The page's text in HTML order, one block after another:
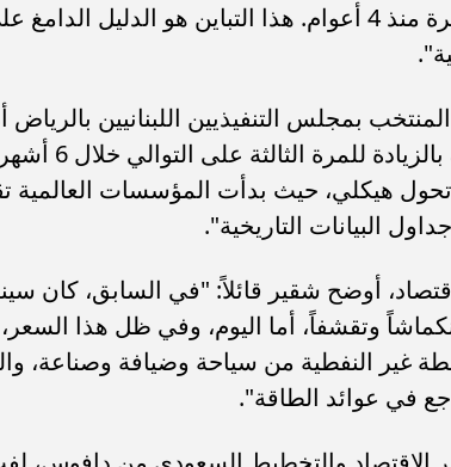
بمجلس التنفيذيين اللبنانيين بالرياض
توقعاته لنمو
هيكلي، حيث بدأت المؤسسات العالمية
البيانات التاريخية".
أوضح شقير قائلاً: "في السابق، كان
غير النفطية من سياحة وضيافة وصناعة،
في عوائد الطاقة".